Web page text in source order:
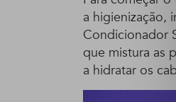
a higienização,
Condicionador
que mistura as
a hidratar os